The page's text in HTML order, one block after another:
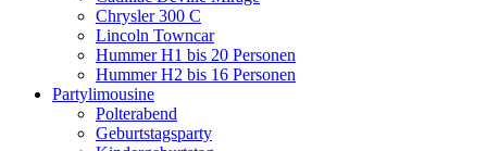
Chrysler 300 C
Lincoln Towncar
Hummer H1 bis 20 Personen
Hummer H2 bis 16 Personen
Partylimousine
Polterabend
Geburtstagsparty